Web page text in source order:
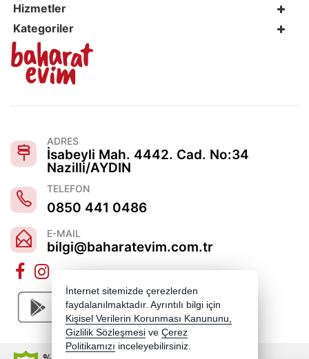
Hizmetler
Kategoriler
ADRES
İsabeyli Mah. 4442. Cad. No:34
Nazilli/AYDIN
TELEFON
0850 441 0486
E-MAIL
bilgi@baharatevim.com.tr
İnternet sitemizde çerezlerden
faydalanılmaktadır. Ayrıntılı bilgi için
Kişisel Verilerin Korunması Kanununu,
Gizlilik Sözleşmesi ve Çerez
Politikamızı inceleyebilirsiniz.